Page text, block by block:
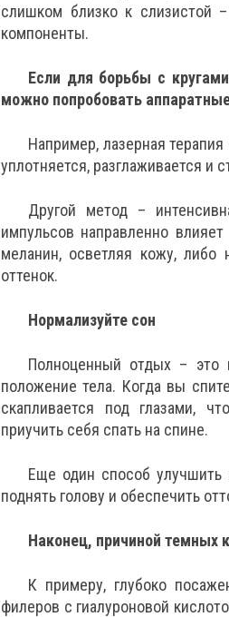
слишком близко к слизистой
компоненты.
Если для борьбы с
можно попробовать
Например, лазерная
уплотняется, разглаживается и
Другой метод –
импульсов направленно
меланин, осветляя кожу,
оттенок.
Нормализуйте сон
Полноценный отдых – это
положение тела. Когда вы
скапливается под глазами,
приучить себя спать на спине.
Еще один способ улучшить
поднять голову и обеспечить
Наконец, причиной темных
К примеру, глубоко
филеров с гиалуроновой